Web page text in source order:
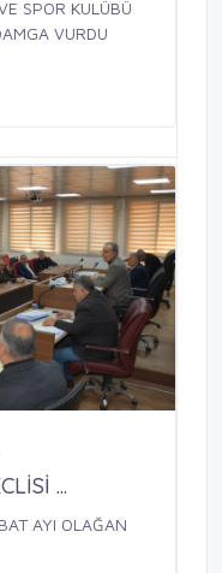
SPOR KULÜBÜ
VURDU
...
AYI OLAĞAN